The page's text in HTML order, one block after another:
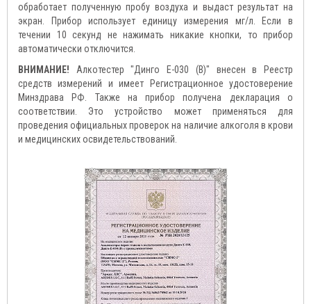
обработает полученную пробу воздуха и выдаст результат на
экран. Прибор использует единицу измерения мг/л. Если в
течении 10 секунд не нажимать никакие кнопки, то прибор
автоматически отключится.
ВНИМАНИЕ! Алкотестер "Динго Е-030 (B)" внесен в Реестр
средств измерений и имеет Регистрационное удостоверение
Минздрава РФ. Также на прибор получена декларация о
соответствии. Это устройство может применяться для
проведения официальных проверок на наличие алкоголя в крови
и медицинских освидетельствований.